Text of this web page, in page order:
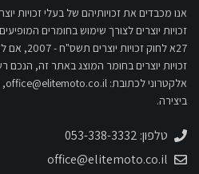
אנו מכבדים את זכויותיהם של בעלי זכויות
זכויות יוצרים לצורך שימוש בחומרים
27א לחוק
זכויות יוצרים בחומר המוצג באתר זה, הנכם
אלקטרוני לכתובת: office@elitemoto.co.il
,
ביצירה.
טלפון: 053-338-3332
office@elitemoto.co.il